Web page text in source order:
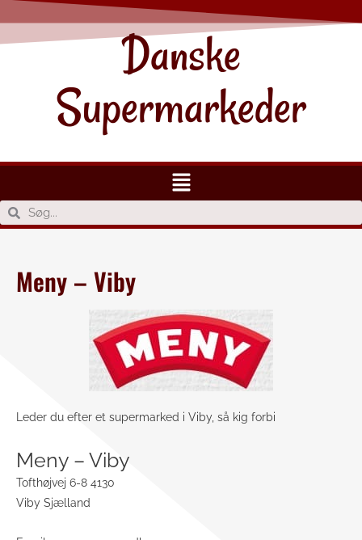
Danske
Supermarkeder
Meny – Viby
Leder du efter et supermarked i Viby, så kig forbi
Meny – Viby
Tofthøjvej 6-8 4130
Viby Sjælland